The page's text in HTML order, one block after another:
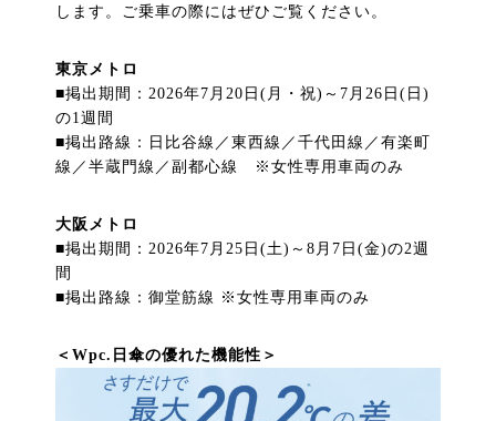
します。ご乗車の際にはぜひご覧ください。
東京メトロ
■掲出期間：2026年7月20日(月・祝)～7月26日(日)
の1週間
■掲出路線：日比谷線／東西線／千代田線／有楽町
線／半蔵門線／副都心線 ※女性専用車両のみ
大阪メトロ
■掲出期間：2026年7月25日(土)～8月7日(金)の2週
間
■掲出路線：御堂筋線 ※女性専用車両のみ
＜Wpc.日傘の優れた機能性＞